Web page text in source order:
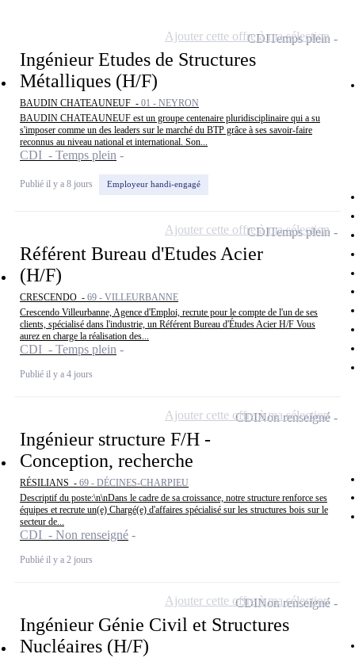
Ingénieur Etudes de Structures
Métalliques (H/F)
BAUDIN CHATEAUNEUF - 01 - NEYRON
BAUDIN CHATEAUNEUF est un groupe centenaire pluridisciplinaire qui a su
s'imposer comme un des leaders sur le marché du BTP grâce à ses savoir-faire
reconnus au niveau national et international. Son...
CDI - Temps plein
Publié il y a 8 jours Employeur handi-engagé
CDITemps plein
Ajouter cette offre à ma sélection
Référent Bureau d'Etudes Acier
(H/F)
CRESCENDO - 69 - VILLEURBANNE
Crescendo Villeurbanne, Agence d'Emploi, recrute pour le compte de l'un de ses
clients, spécialisé dans l'industrie, un Référent Bureau d'Études Acier H/F Vous
aurez en charge la réalisation des...
CDI - Temps plein
Publié il y a 4 jours
CDITemps plein
Ajouter cette offre à ma sélection
Ingénieur structure F/H -
Conception, recherche
RÉSILIANS - 69 - DÉCINES-CHARPIEU
Descriptif du poste:\n\nDans le cadre de sa croissance, notre structure renforce ses
équipes et recrute un(e) Chargé(e) d'affaires spécialisé sur les structures bois sur le
secteur de...
CDI - Non renseigné
Publié il y a 2 jours
CDINon renseigné
Ajouter cette offre à ma sélection
Ingénieur Génie Civil et Structures
Nucléaires (H/F)
CDINon renseigné
Ajouter cette offre à ma sélection